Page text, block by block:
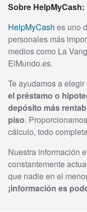
Sobre HelpMyCash:
HelpMyCash es uno
personales más
medios como La
ElMundo.es.
Te ayudamos a elegir
el préstamo o
depósito más
piso.
cálculo, todo
Nuestra información
constantemente
que nadie en el
¡información es